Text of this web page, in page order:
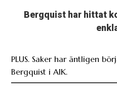
Bergquist har hittat
PLUS. Saker har äntligen
Bergquist i AIK.